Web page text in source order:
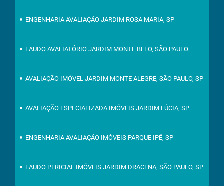
ENGENHARIA AVALIAÇÃO JARDIM ROSA MARIA, SP
LAUDO AVALIATÓRIO JARDIM MONTE BELO, SÃO PAULO
AVALIAÇÃO IMÓVEL JARDIM MONTE ALEGRE, SÃO PAULO, SP
AVALIAÇÃO ESPECIALIZADA IMÓVEIS JARDIM LÚCIA, SP
ENGENHARIA AVALIAÇÃO IMÓVEIS PARQUE IPÊ, SP
LAUDO PERICIAL IMÓVEIS JARDIM DRACENA, SÃO PAULO, SP